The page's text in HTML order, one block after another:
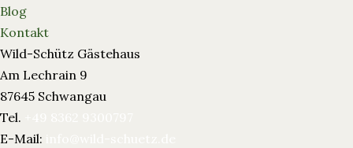
Blog
Kontakt
Wild-Schütz Gästehaus
Am Lechrain 9
87645 Schwangau
Tel.
E-Mail: